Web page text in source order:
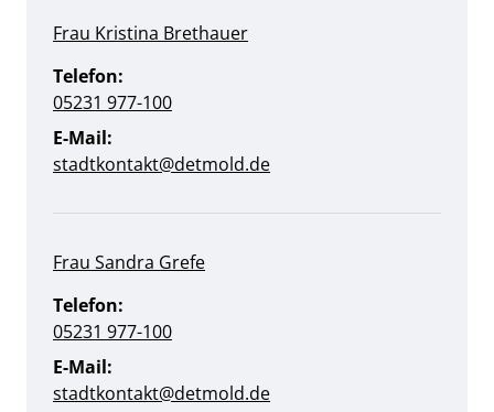
Frau Kristina Brethauer
Telefon:
05231 977-100
E-Mail:
stadtkontakt@detmold.de
Frau Sandra Grefe
Telefon:
05231 977-100
E-Mail:
stadtkontakt@detmold.de